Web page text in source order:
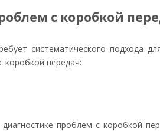
с коробкой
систематического подхода
коробкой передач:
проблем с коробкой